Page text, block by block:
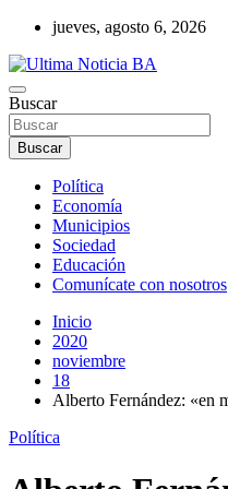
Saltar
contenido
jueves, agosto 6, 2026
Ultima Noticia BA
Últimas noticias de la
Buscar
Buscar
Política
Economía
Municipios
Sociedad
Educación
Comunícate con nosotros
Inicio
2020
noviembre
18
Alberto Fernández: «en
Política